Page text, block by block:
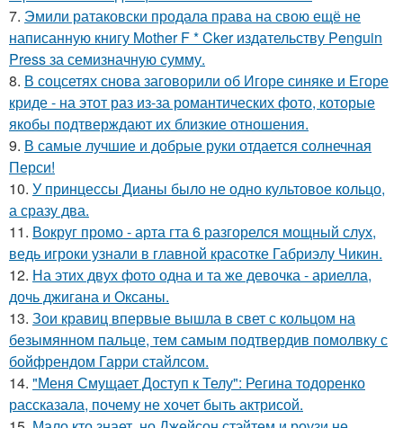
7. Эмили ратаковски продала права на свою ещё не
написанную книгу Mother F * Cker издательству Penguin
Press за семизначную сумму.
8. В соцсетях снова заговорили об Игоре синяке и Егоре
криде - на этот раз из-за романтических фото, которые
якобы подтверждают их близкие отношения.
9. В самые лучшие и добрые руки отдается солнечная
Перси!
10. У принцессы Дианы было не одно культовое кольцо,
а сразу два.
11. Вокруг промо - арта гта 6 разгорелся мощный слух,
ведь игроки узнали в главной красотке Габриэлу Чикин.
12. На этих двух фото одна и та же девочка - ариелла,
дочь джигана и Оксаны.
13. Зои кравиц впервые вышла в свет с кольцом на
безымянном пальце, тем самым подтвердив помолвку с
бойфрендом Гарри стайлсом.
14. "Меня Смущает Доступ к Телу": Регина тодоренко
рассказала, почему не хочет быть актрисой.